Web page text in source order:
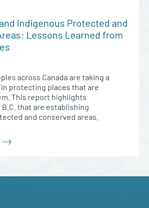
Indigenous Protected and
Lessons Learned from
across Canada are taking a
protecting places that are
This report highlights
that are establishing
and conserved areas.